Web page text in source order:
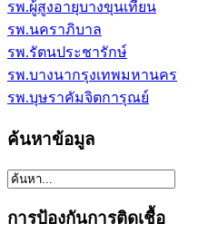
รพ.ผู้สูงอายุบางขุนเทียน
รพ.นคราภิบาล
รพ.รัตนประชารักษ์
รพ.บางนากรุงเทพมหานคร
รพ.บุษราคัมจิตการุณย์
ค้นหาข้อมูล
การป้องกันการติดเชื้อ